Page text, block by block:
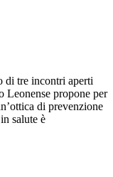
di tre incontri aperti
Leonense propone per
di prevenzione
salute è